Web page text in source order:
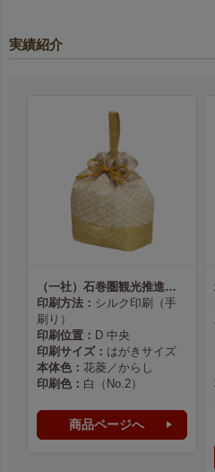
実績紹介
（一社）石巻圏観光推進機構様
印刷方法： シルク印刷（手
刷り）
印刷位置： D 中央
印刷サイズ： はがきサイズ
本体色： 花菱／からし
印刷色： 白（No.2）
商品ページへ